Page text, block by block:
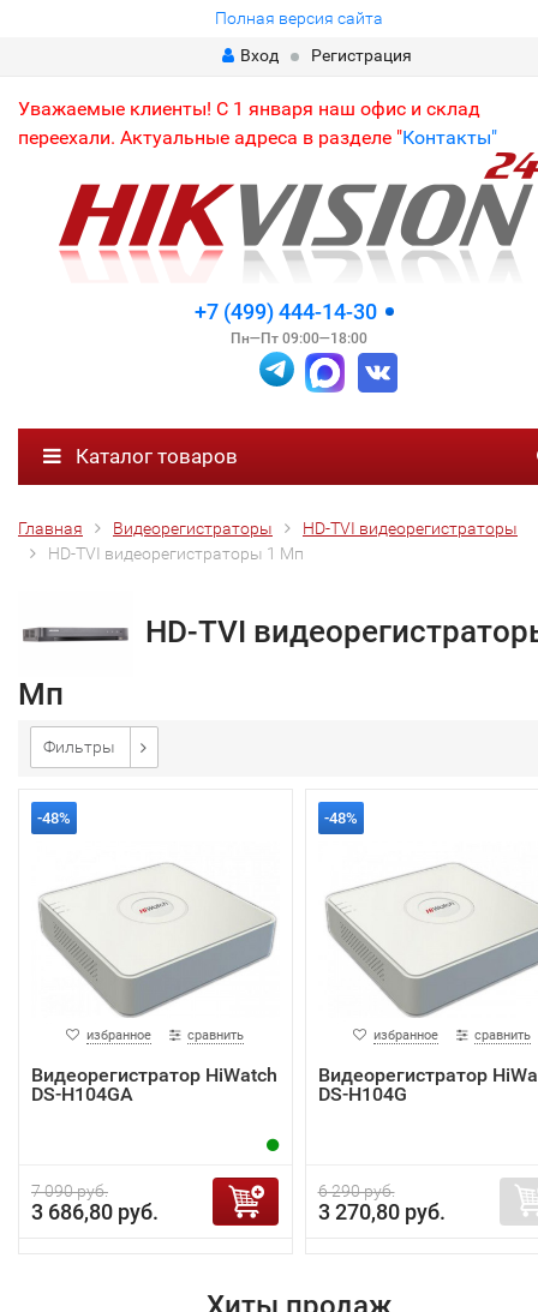
Полная версия сайта
Вход
Регистрация
Уважаемые клиенты! С 1 января наш офис и склад
переехали. Актуальные адреса в разделе "Контакты"
+7 (499) 444-14-30
Пн—Пт 09:00—18:00
Каталог товаров
Главная Видеорегистраторы
HD-TVI видеорегистраторы
HD-TVI видеорегистраторы 1 Мп
HD-TVI
Мп
Фильтры
-48%
избранное сравнить
Видеорегистратор HiWatch
DS-H104GA
7 090 руб.
3 686,80 руб.
-48%
избранное сравнить
Видеорегистратор
DS-H104G
6 290 руб.
3 270,80 руб.